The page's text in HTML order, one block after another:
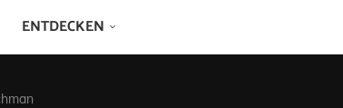
ENTDECKEN